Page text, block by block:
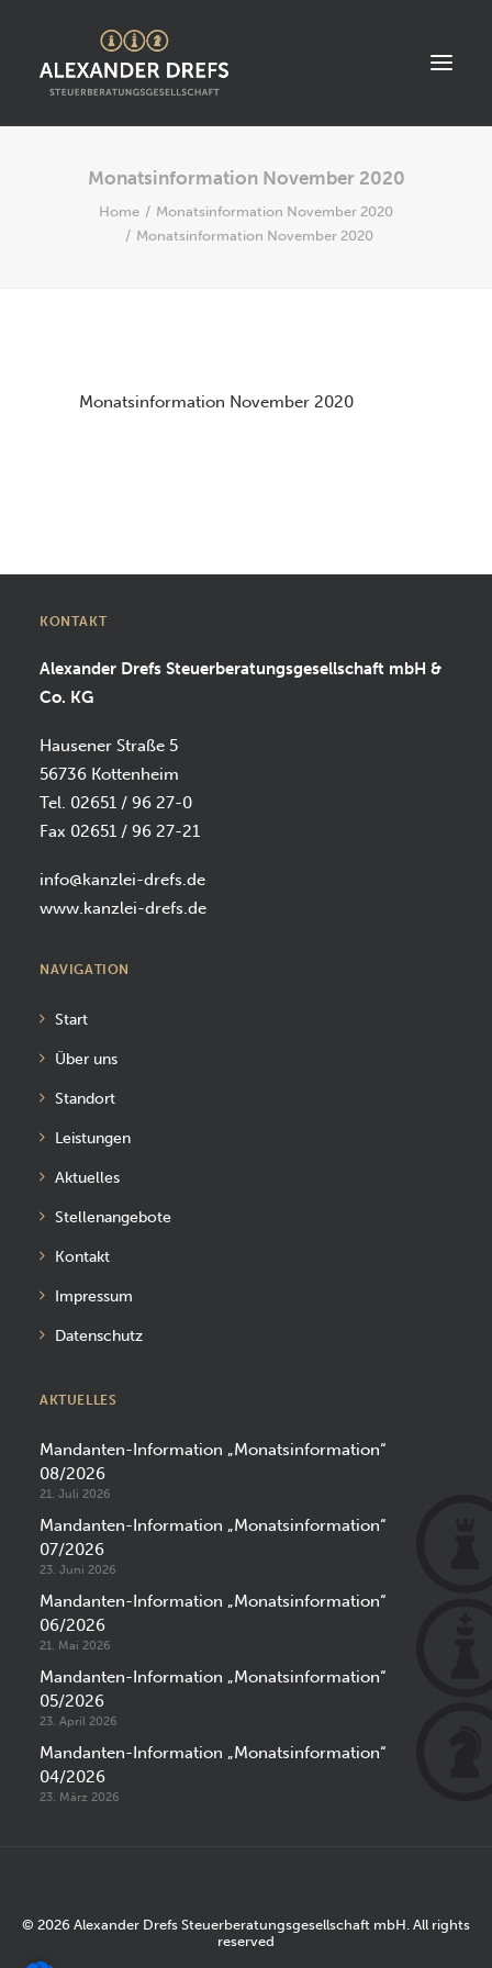
STARTMonatsinformation November 2020
Home
Monatsinformation November 2020
Monatsinformation November 2020
Monatsinformation November 2020
KONTAKT
Alexander Drefs Steuerberatungsgesellschaft mbH &
Co. KG
Hausener Straße 5
56736 Kottenheim
Tel. 02651 / 96 27-0
Fax 02651 / 96 27-21
info@kanzlei-drefs.de
www.kanzlei-drefs.de
NAVIGATION
Start
Über uns
Standort
Leistungen
Aktuelles
Stellenangebote
Kontakt
Impressum
Datenschutz
AKTUELLES
Mandanten-Information „Monatsinformation“
08/2026
21. Juli 2026
Mandanten-Information „Monatsinformation“
07/2026
23. Juni 2026
Mandanten-Information „Monatsinformation“
06/2026
21. Mai 2026
Mandanten-Information „Monatsinformation“
05/2026
23. April 2026
Mandanten-Information „Monatsinformation“
04/2026
23. März 2026
© 2026 Alexander Drefs Steuerberatungsgesellschaft mbH. All rights
reserved